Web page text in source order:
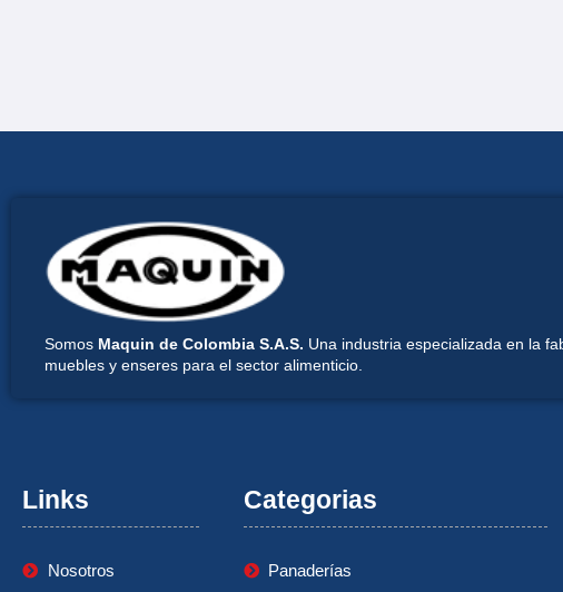
Somos Maquin de Colombia S.A.S. Una industria especializada en la
muebles y enseres para el sector alimenticio.
Links
Nosotros
Categorias
Panaderías